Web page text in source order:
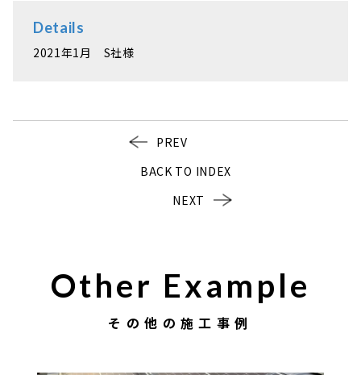
Details
2021年1月 S社様
PREV
BACK TO INDEX
NEXT
Other Example
その他の施工事例